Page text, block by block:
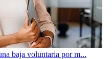
baja voluntaria por m...